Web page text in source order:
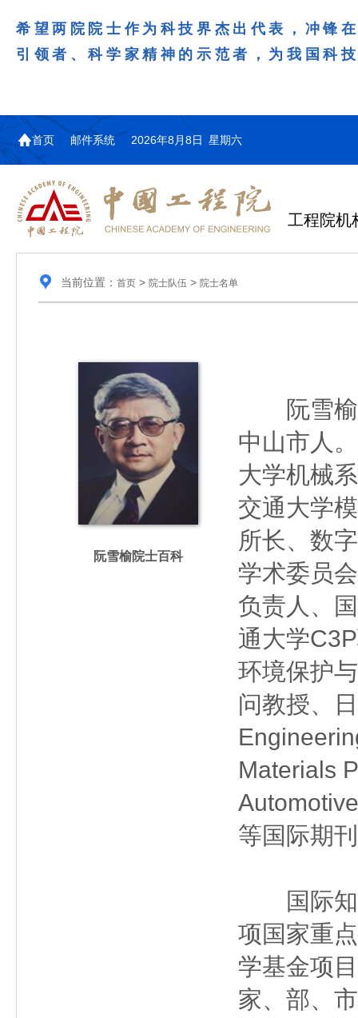
希望两院院士作为科技界杰出代表，冲锋
引领者、科学家精神的示范者，为我国科
首页 邮件系统 2026年8月8日 星期六
工程院机
当前位置： 首页> 院士队伍 > 院士名单
阮雪榆院士百科
阮雪榆
中山市人
大学机械
交通大学
所长、数
学术委员
负责人、
通大学
环境保护
问教授、
Materials
等国际期
国际知
项国家重
学基金项
家、部、